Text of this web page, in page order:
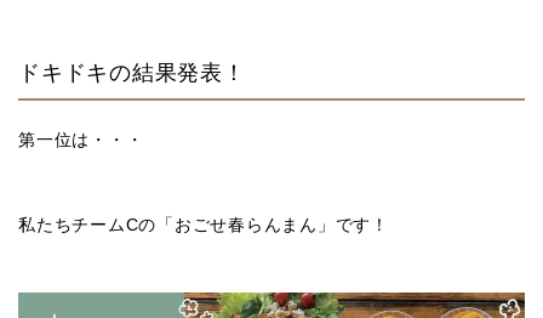
ドキドキの結果発表！
第一位は・・・
私たちチームCの「おごせ春らんまん」です！